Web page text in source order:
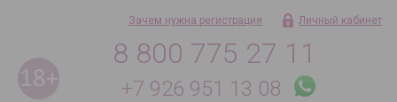
8 800 775 27 11
+7 926 951 13 08
Зачем нужна регистрация Личный кабинет